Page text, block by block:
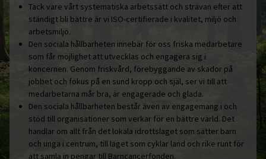
Tack vare vårt systematiska arbetssätt och strävan efter att
ständigt bli bättre är vi ISO-certifierade i kvalitet, miljö och
arbetsmiljö.
Den sociala hållbarheten innebär för oss friska medarbetare
som får möjlighet att utvecklas och engagera sig i
koncernen. Genom friskvård, förebyggande av skador på
jobbet och fokus på en sund kropp och själ, ser vi till att
medarbetarna mår bra, är engagerade och glada.
Den sociala hållbarheten består även av engagemang i och
stöd till organisationer som verkar för en bättre värld. Det
handlar om allt från det lokala idrottslaget som sätter barn
och unga i centrum, till laget som cyklar land och rike runt för
att samla in pengar till Barncancerfonden.